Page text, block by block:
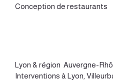
Conception de restaurants
Lyon & région Auvergne-
Interventions à Lyon,